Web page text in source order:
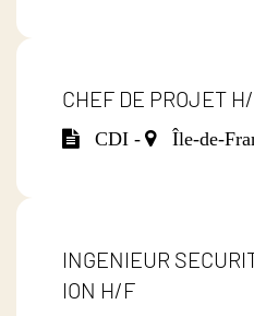
CHEF DE PROJET
CDI - Île-de-
INGENIEUR
ION H/F